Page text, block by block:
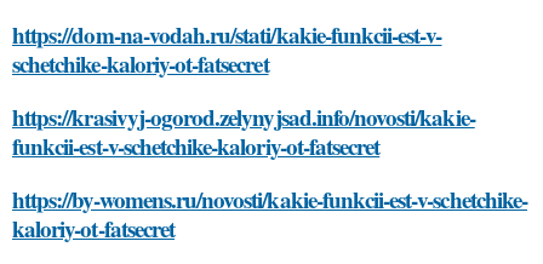
https://dom-na-vodah.ru/stati/kakie-funkcii-est-v-
schetchike-kaloriy-ot-fatsecret
https://krasivyj-ogorod.zelynyjsad.info/novosti/kakie-
funkcii-est-v-schetchike-kaloriy-ot-fatsecret
https://by-womens.ru/novosti/kakie-funkcii-est-v-schetchike-
kaloriy-ot-fatsecret